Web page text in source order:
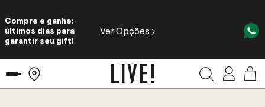
Compre e ganhe:
últimos dias para
garantir seu gift!
Ver Opções